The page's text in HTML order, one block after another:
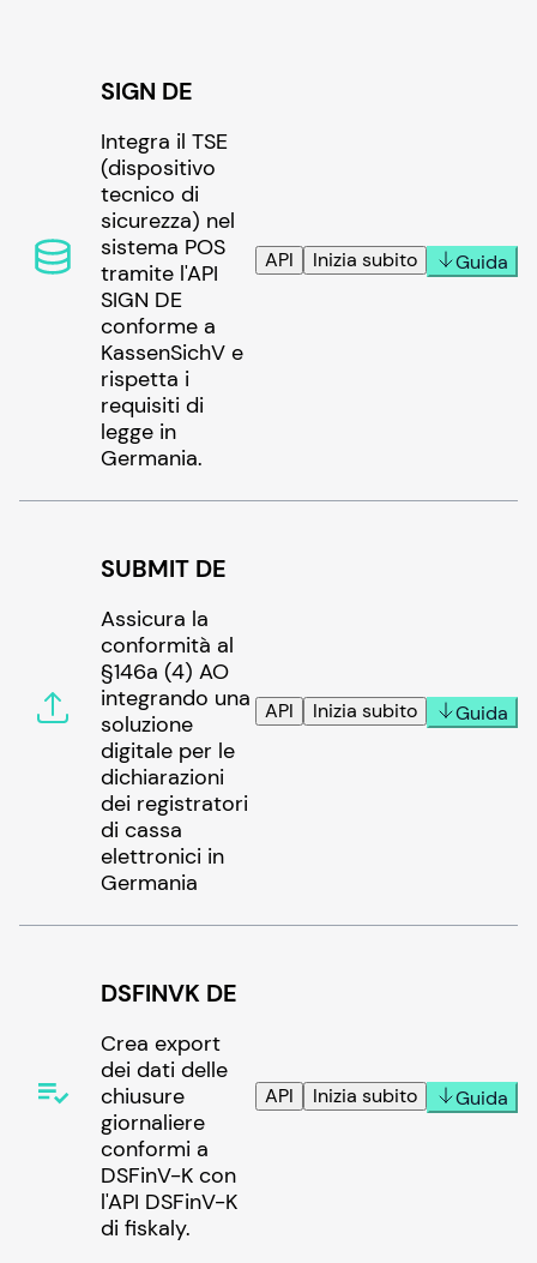
SIGN DE
Integra il TSE
(dispositivo
tecnico di
sicurezza) nel
sistema POS
tramite l'API
SIGN DE
conforme a
KassenSichV e
rispetta i
requisiti di
legge in
Germania.
API Inizia subito Guida
SUBMIT DE
Assicura la
conformità al
§146a (4) AO
integrando una
soluzione
digitale per le
dichiarazioni
dei registratori
di cassa
elettronici in
Germania
API Inizia subito Guida
DSFINVK DE
Crea export
dei dati delle
chiusure
giornaliere
conformi a
DSFinV-K con
l'API DSFinV-K
di fiskaly.
API Inizia subito Guida